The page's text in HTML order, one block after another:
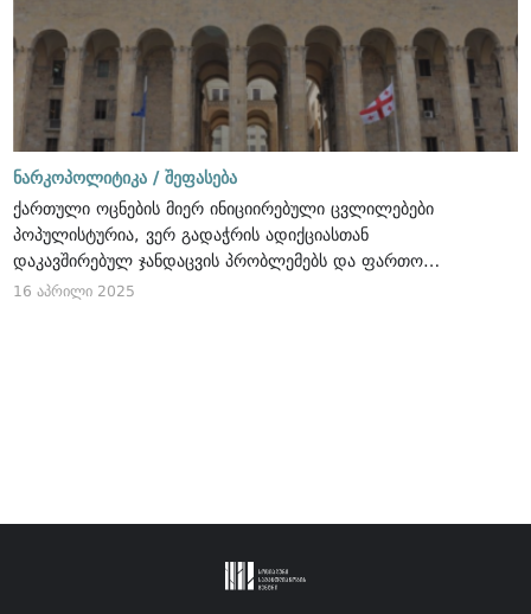
ნარკოპოლიტიკა / შეფასება
ქართული ოცნების მიერ ინიციირებული ცვლილებები
პოპულისტურია, ვერ გადაჭრის ადიქციასთან
დაკავშირებულ ჯანდაცვის პრობლემებს და ფართო
საზოგადოებაზე კონტროლის გაძლიერების მიზნებს
16 აპრილი 2025